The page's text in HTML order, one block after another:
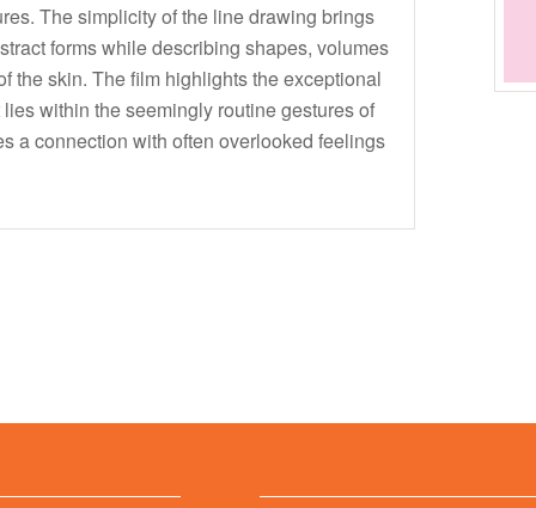
The simplicity of the line drawing brings
forms while describing shapes, volumes
the skin. The film highlights the exceptional
within the seemingly routine gestures of
a connection with often overlooked feelings